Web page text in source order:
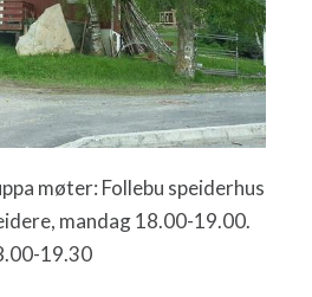
møter: Follebu speiderhus
mandag 18.00-19.00.
19.30